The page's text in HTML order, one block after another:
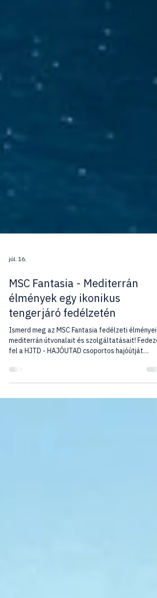
júl. 16.
MSC Fantasia - Mediterrán
élmények egy ikonikus
tengerjáró fedélzetén
Ismerd meg az MSC Fantasia fedélzeti élményeit,
mediterrán útvonalait és szolgáltatásait! Fedezd